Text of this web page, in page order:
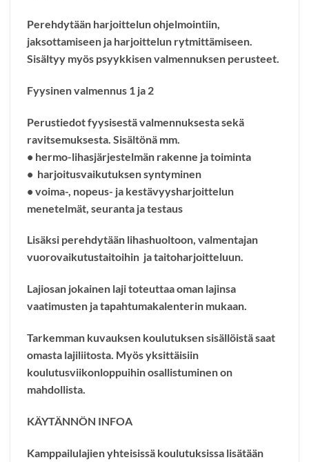
Perehdytään harjoittelun ohjelmointiin,
jaksottamiseen ja harjoittelun rytmittämiseen.
Sisältyy myös psyykkisen valmennuksen perusteet.
Fyysinen valmennus 1 ja 2
Perustiedot fyysisestä valmennuksesta sekä
ravitsemuksesta. Sisältönä mm.
• hermo-lihasjärjestelmän rakenne ja toiminta
• harjoitusvaikutuksen syntyminen
• voima-, nopeus- ja kestävyysharjoittelun
menetelmät, seuranta ja testaus
Lisäksi perehdytään lihashuoltoon, valmentajan
vuorovaikutustaitoihin ja taitoharjoitteluun.
Lajiosan jokainen laji toteuttaa oman lajinsa
vaatimusten ja tapahtumakalenterin mukaan.
Tarkemman kuvauksen koulutuksen sisällöistä saat
omasta lajiliitosta. Myös yksittäisiin
koulutusviikonloppuihin osallistuminen on
mahdollista.
KÄYTÄNNÖN INFOA
Kamppailulajien yhteisissä koulutuksissa lisätään